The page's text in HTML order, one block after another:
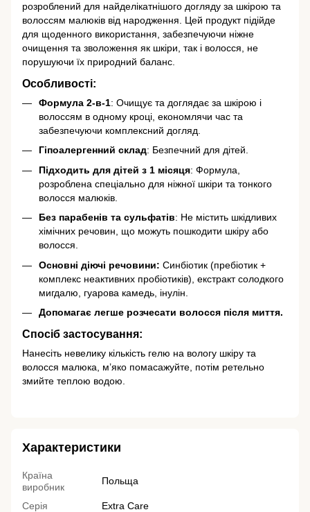
розроблений для найделікатнішого догляду за шкірою та
волоссям малюків від народження. Цей продукт підійде
для щоденного використання, забезпечуючи ніжне
очищення та зволоження як шкіри, так і волосся, не
порушуючи їх природний баланс.
Особливості:
Формула 2-в-1: Очищує та доглядає за шкірою і
волоссям в одному кроці, економлячи час та
забезпечуючи комплексний догляд.
Гіпоалергенний склад: Безпечний для дітей.
Підходить для дітей з 1 місяця: Формула,
розроблена спеціально для ніжної шкіри та тонкого
волосся малюків.
Без парабенів та сульфатів: Не містить шкідливих
хімічних речовин, що можуть пошкодити шкіру або
волосся.
Основні діючі речовини: Синбіотик (пребіотик +
комплекс неактивних пробіотиків), екстракт солодкого
мигдалю, гуарова камедь, інулін.
Допомагає легше розчесати волосся після миття.
Спосіб застосування:
Нанесіть невелику кількість гелю на вологу шкіру та
волосся малюка, м’яко помасажуйте, потім ретельно
змийте теплою водою.
Характеристики
Країна
виробник
Польща
Серія
Extra Care